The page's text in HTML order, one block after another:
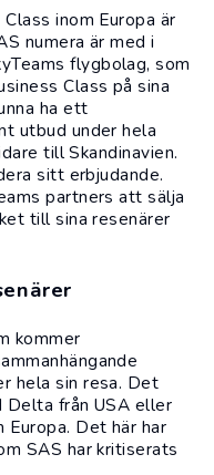
inom Europa är
numera är med i
flygbolag, som
Class på sina
ha ett
utbud under hela
till Skandinavien.
sitt erbjudande.
partners att sälja
till sina resenärer
kommer
hela sin resa. Det
från USA eller
Det här har
SAS har kritiserats